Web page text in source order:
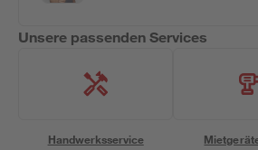
Unsere passenden Services
Handwerksservice